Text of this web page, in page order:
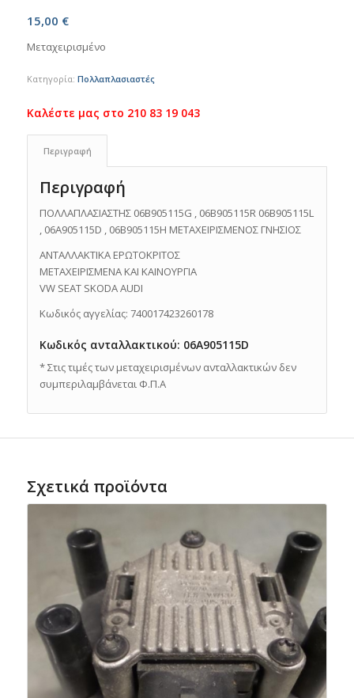
15,00 €
Μεταχειρισμένο
Κατηγορία: Πολλαπλασιαστές
Περιγραφή
Περιγραφή
ΠΟΛΛΑΠΛΑΣΙΑΣΤΗΣ 06B905115G , 06B905115R 06B905115L
, 06A905115D , 06B905115H ΜΕΤΑΧΕΙΡΙΣΜΕΝΟΣ ΓΝΗΣΙΟΣ
ΑΝΤΑΛΛΑΚΤΙΚΑ ΕΡΩΤΟΚΡΙΤΟΣ
ΜΕΤΑΧΕΙΡΙΣΜΕΝΑ ΚΑΙ ΚΑΙΝΟΥΡΓΙΑ
VW SEAT SKODA AUDI
Κωδικός αγγελίας: 740017423260178
Κωδικός ανταλλακτικού: 06A905115D
* Στις τιμές των μεταχειρισμένων ανταλλακτικών δεν
συμπεριλαμβάνεται Φ.Π.Α
Σχετικά προϊόντα